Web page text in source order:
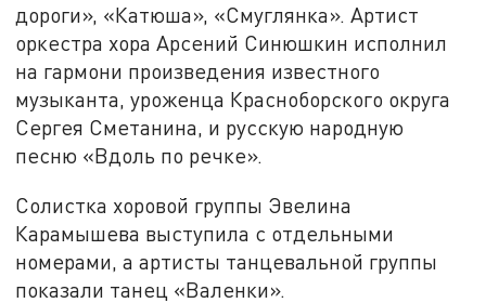
дороги», «Катюша», «Смуглянка». Артист
оркестра хора Арсений Синюшкин исполнил
на гармони произведения известного
музыканта, уроженца Красноборского округа
Сергея Сметанина, и русскую народную
песню «Вдоль по речке».
Солистка хоровой группы Эвелина
Карамышева выступила с отдельными
номерами, а артисты танцевальной группы
показали танец «Валенки».